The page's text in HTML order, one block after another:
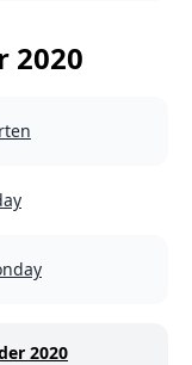
2020
2020